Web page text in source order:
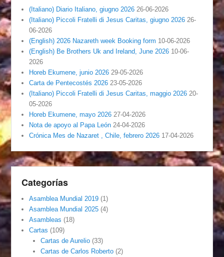
(Italiano) Diario Italiano, giugno 2026 26-06-2026
(Italiano) Piccoli Fratelli di Jesus Caritas, giugno 2026 26-
06-2026
(English) 2026 Nazareth week Booking form 10-06-2026
(English) Be Brothers Uk and Ireland, June 2026 10-06-
2026
Horeb Ekumene, junio 2026 29-05-2026
Carta de Pentecostés 2026 23-05-2026
(Italiano) Piccoli Fratelli di Jesus Caritas, maggio 2026 20-
05-2026
Horeb Ekumene, mayo 2026 27-04-2026
Nota de apoyo al Papa León 24-04-2026
Crónica Mes de Nazaret , Chile, febrero 2026 17-04-2026
Categorías
Asamblea Mundial 2019 (1)
Asamblea Mundial 2025 (4)
Asambleas (18)
Cartas (109)
Cartas de Aurelio(33)
Cartas de Carlos Roberto(2)